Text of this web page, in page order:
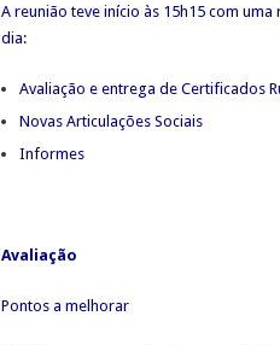
A reunião teve início às 15h15 com
dia:
Avaliação e entrega de Certificados
Novas Articulações Sociais
Informes
Avaliação
Pontos a melhorar